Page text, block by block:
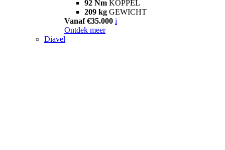
92 Nm KOPPEL
209 kg GEWICHT
Vanaf €35.000 i
Ontdek meer
Diavel